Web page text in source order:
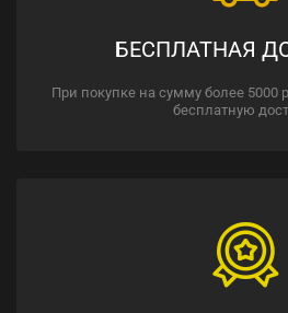
БЕСПЛАТНАЯ
При покупке на сумму более
бесплатную